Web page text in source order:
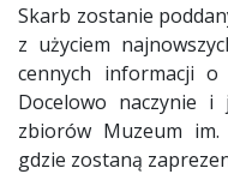
Skarb zostanie
z użyciem
cennych informacji
Docelowo naczynie
zbiorów Muzeum im.
gdzie zostaną